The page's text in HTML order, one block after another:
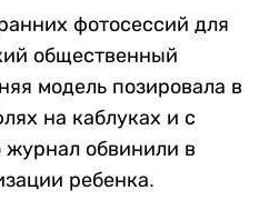
фотосессий для
общественный
модель позировала в
на каблуках и с
журнал обвинили в
ребенка.